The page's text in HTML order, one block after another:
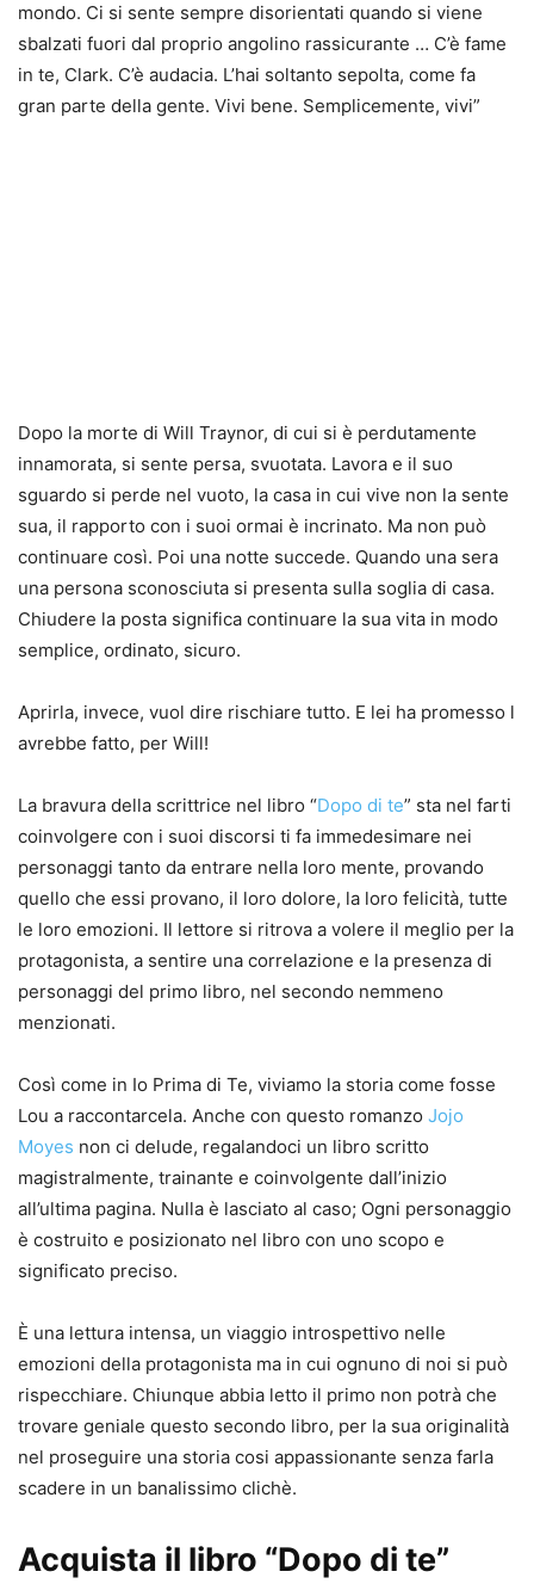
mondo. Ci si sente sempre disorientati quando si viene
sbalzati fuori dal proprio angolino rassicurante … C’è fame
in te, Clark. C’è audacia. L’hai soltanto sepolta, come fa
gran parte della gente. Vivi bene. Semplicemente, vivi”
Dopo la morte di Will Traynor, di cui si è perdutamente
innamorata, si sente persa, svuotata. Lavora e il suo
sguardo si perde nel vuoto, la casa in cui vive non la sente
sua, il rapporto con i suoi ormai è incrinato. Ma non può
continuare così. Poi una notte succede. Quando una sera
una persona sconosciuta si presenta sulla soglia di casa.
Chiudere la posta significa continuare la sua vita in modo
semplice, ordinato, sicuro.
Aprirla, invece, vuol dire rischiare tutto. E lei ha promesso l
avrebbe fatto, per Will!
La bravura della scrittrice nel libro “Dopo di te” sta nel farti
coinvolgere con i suoi discorsi ti fa immedesimare nei
personaggi tanto da entrare nella loro mente, provando
quello che essi provano, il loro dolore, la loro felicità, tutte
le loro emozioni. Il lettore si ritrova a volere il meglio per la
protagonista, a sentire una correlazione e la presenza di
personaggi del primo libro, nel secondo nemmeno
menzionati.
Così come in Io Prima di Te, viviamo la storia come fosse
Lou a raccontarcela. Anche con questo romanzo Jojo
Moyes non ci delude, regalandoci un libro scritto
magistralmente, trainante e coinvolgente dall’inizio
all’ultima pagina. Nulla è lasciato al caso; Ogni personaggio
è costruito e posizionato nel libro con uno scopo e
significato preciso.
È una lettura intensa, un viaggio introspettivo nelle
emozioni della protagonista ma in cui ognuno di noi si può
rispecchiare. Chiunque abbia letto il primo non potrà che
trovare geniale questo secondo libro, per la sua originalità
nel proseguire una storia cosi appassionante senza farla
scadere in un banalissimo clichè.
Acquista il libro “Dopo di te”